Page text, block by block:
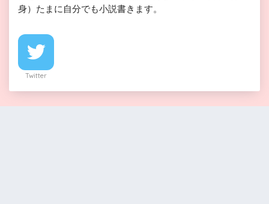
身）たまに自分でも小説書きます。
Twitter